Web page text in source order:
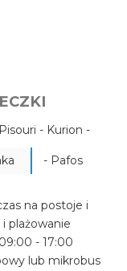
- Kurion -
- Pafos
na postoje i
plażowanie
- 17:00
lub mikrobus